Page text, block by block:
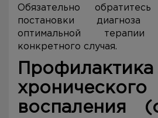
Обязательно
постановки
оптимальной
конкретного случая.
Профилактика
хронического
воспаления